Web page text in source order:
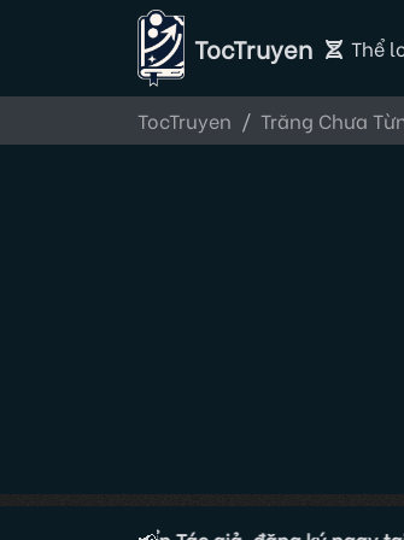
TocTruyen Thể
TocTruyen Trăng Chưa